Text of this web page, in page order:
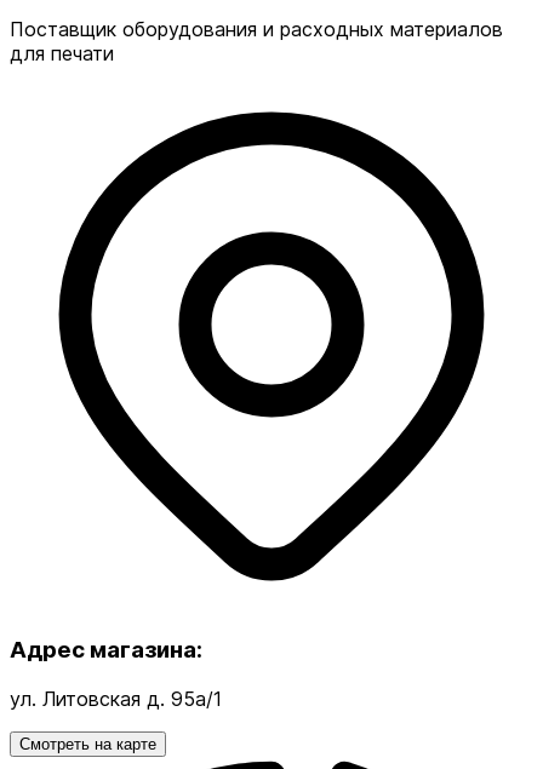
Поставщик оборудования и расходных материалов
для печати
Адрес магазина:
ул. Литовская д. 95а/1
Смотреть на карте